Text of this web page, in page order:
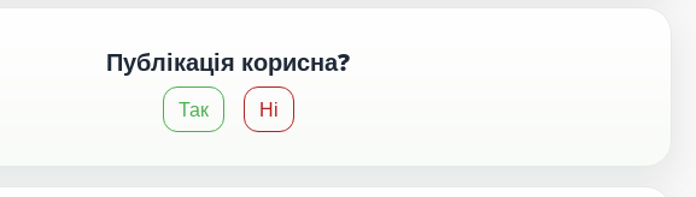
Публікація корисна?
Так Ні